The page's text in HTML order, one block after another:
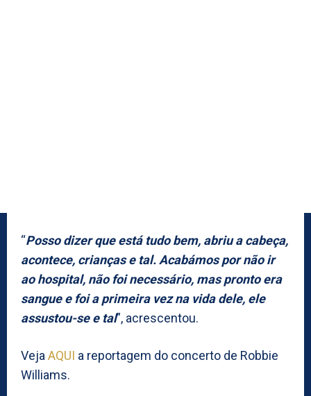
“Posso dizer que está tudo bem, abriu a cabeça,
acontece, crianças e tal. Acabámos por não ir
ao hospital, não foi necessário, mas pronto era
sangue e foi a primeira vez na vida dele, ele
assustou-se e tal”, acrescentou.
Veja AQUI a reportagem do concerto de Robbie
Williams.